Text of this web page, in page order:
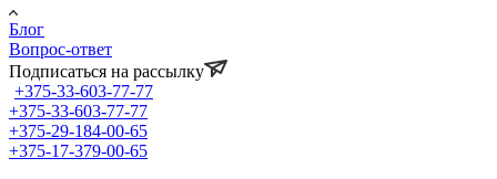
Блог
Вопрос-ответ
Подписаться на рассылку
+375-33-603-77-77
+375-33-603-77-77
+375-29-184-00-65
+375-17-379-00-65